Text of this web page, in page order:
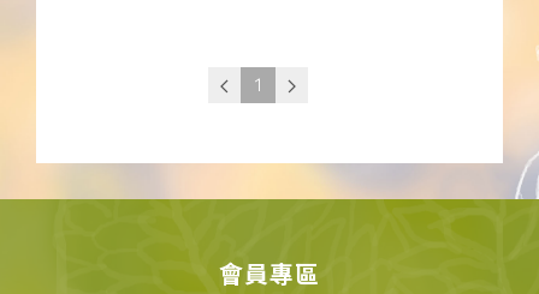
1
會員專區